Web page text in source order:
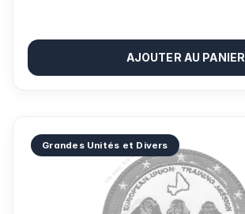
AJOUTER AU PANIER
Grandes Unités et Divers